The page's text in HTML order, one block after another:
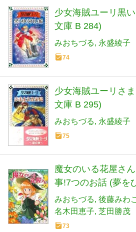
少女海賊ユーリ黒
文庫 B 284)
みおちづる 永盛綾子
74
少女海賊ユーリさ
文庫 B 295)
みおちづる 永盛綾子
75
魔女のいる花屋さ
事!7つのお話 (夢を
みおちづる 後藤みわこ
名木田恵子 芝田勝茂
73